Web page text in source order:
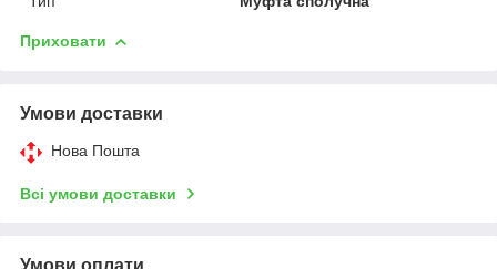
Приховати
Умови доставки
Нова Пошта
Всі умови доставки
Умови оплати